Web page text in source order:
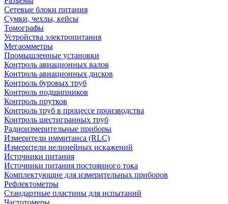
Сетевые блоки питания
Сумки, чехлы, кейсы
Томографы
Устройства электропитания
Мегаомметры
Промышленные установки
Контроль авиационных валов
Контроль авиационных дисков
Контроль буровых труб
Контроль подшипников
Контроль прутков
Контроль труб в процессе производства
Контроль шестигранных труб
Радиоизмерительные приборы
Измерители иммитанса (RLC)
Измерители нелинейных искажений
Источники питания
Источники питания постоянного тока
Комплектующие для измерительных приборов
Рефлектометры
Стандартные пластины для испытаний
Частотомеры